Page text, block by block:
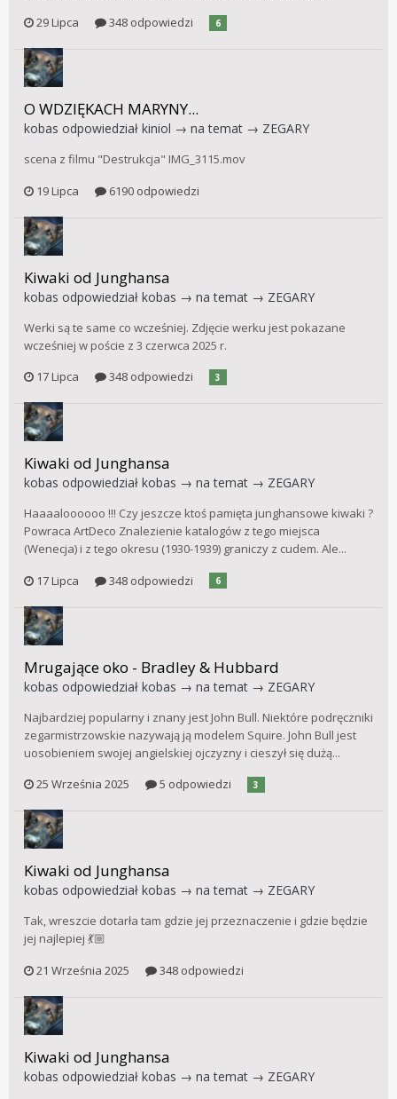
29 Lipca
348 odpowiedzi 6
O WDZIĘKACH MARYNY...
kobas odpowiedział kiniol → na temat → ZEGARY
scena z filmu "Destrukcja" IMG_3115.mov
19 Lipca
6190 odpowiedzi
Kiwaki od Junghansa
kobas odpowiedział kobas → na temat → ZEGARY
Werki są te same co wcześniej. Zdjęcie werku jest pokazane
wcześniej w poście z 3 czerwca 2025 r.
17 Lipca
348 odpowiedzi 3
Kiwaki od Junghansa
kobas odpowiedział kobas → na temat → ZEGARY
Haaaaloooooo !!! Czy jeszcze ktoś pamięta junghansowe kiwaki ?
Powraca ArtDeco Znalezienie katalogów z tego miejsca
(Wenecja) i z tego okresu (1930-1939) graniczy z cudem. Ale...
17 Lipca
348 odpowiedzi 6
Mrugające oko - Bradley & Hubbard
kobas odpowiedział kobas → na temat → ZEGARY
Najbardziej popularny i znany jest John Bull. Niektóre podręczniki
zegarmistrzowskie nazywają ją modelem Squire. John Bull jest
uosobieniem swojej angielskiej ojczyzny i cieszył się dużą...
25 Września 2025
5 odpowiedzi 3
Kiwaki od Junghansa
kobas odpowiedział kobas → na temat → ZEGARY
Tak, wreszcie dotarła tam gdzie jej przeznaczenie i gdzie będzie
jej najlepiej 💃🏼
21 Września 2025
348 odpowiedzi
Kiwaki od Junghansa
kobas odpowiedział kobas → na temat → ZEGARY